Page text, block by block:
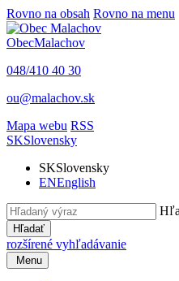
Rovno na obsah Rovno na menu
ObecMalachov
048/410 40 30
ou@malachov.sk
Mapa webu RSS
SKSlovensky
SKSlovensky
ENEnglish
Hľadať
rozšírené vyhľadávanie
Menu